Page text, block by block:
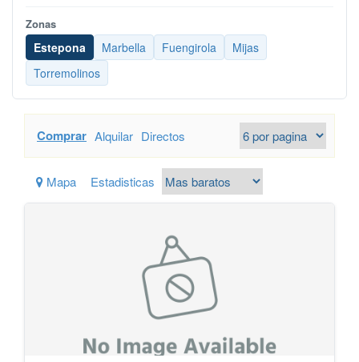
Zonas
Estepona Marbella Fuengirola
Mijas
Torremolinos
Comprar Alquilar Directos
Mapa Estadisticas